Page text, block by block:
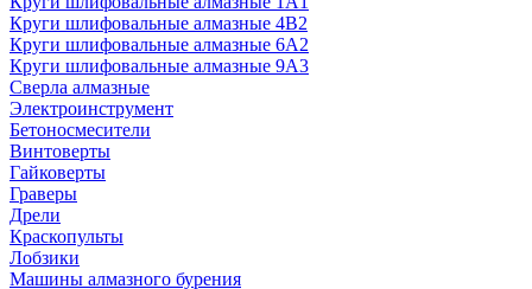
Круги шлифовальные алмазные 4В2
Круги шлифовальные алмазные 6A2
Круги шлифовальные алмазные 9А3
Сверла алмазные
Электроинструмент
Бетоносмесители
Винтоверты
Гайковерты
Граверы
Дрели
Краскопульты
Лобзики
Машины алмазного бурения